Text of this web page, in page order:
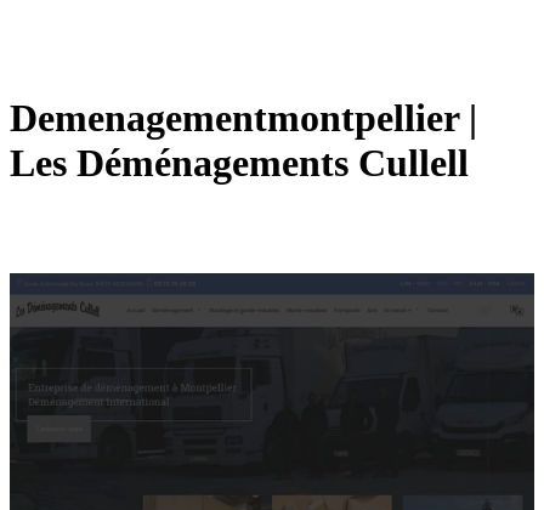
Demenage­mentmontpel­lier |
Les Déménage­ments Cullell